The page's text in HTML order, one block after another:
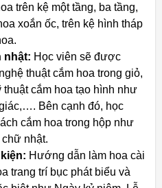
trên kệ một tầng, ba tầng,
xoắn ốc, trên kệ hình tháp
nhật: Học viên sẽ được
thuật cắm hoa trong giỏ,
thuật cắm hoa tạo hình như
Bên cạnh đó, học
cắm hoa trong hộp như
chữ nhật.
Hướng dẫn làm hoa cài
trang trí bục phát biểu và